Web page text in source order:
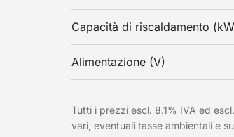
Capacità di riscaldamento
Alimentazione (V)
Tutti i prezzi escl. 8.1% IVA ed
vari, eventuali tasse ambientali e